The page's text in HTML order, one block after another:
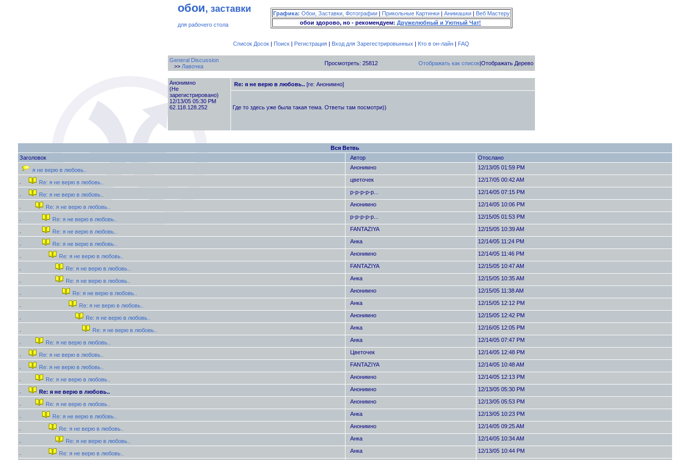
обои, заставки
для рабочего стола
Графика: Обои, Заставки, Фотографии | Прикольные Картинки | Анимашки | Веб Мастеру
обои здорово, но - рекомендуем: Дружелюбный и Уютный Чат!
Список Досок | Поиск | Регистрация | Вход для Зарегестрировынных | Кто в он-лайн | FAQ
General Discussion
>> Лавочка Просмотреть: 25812 Отображать как список|Отображать Дерево
Анонимно
(Не
зарегистрировано)
12/13/05 05:30 PM
62.118.128.252
Re: я не верю в любовь.. [re: Анонимно]
Где то здесь уже была такая тема. Ответы там посмотри))
Вся Ветвь
Заголовок
Автор
Отослано
я не верю в любовь..
Анонимно 12/13/05 01:59 PM
Re: я не верю в любовь.. цветочек 12/17/05 00:42 AM
Re: я не верю в любовь.. р-р-р-р-р... 12/14/05 07:15 PM
Re: я не верю в любовь.. Анонимно 12/14/05 10:06 PM
Re: я не верю в любовь.. р-р-р-р-р... 12/15/05 01:53 PM
Re: я не верю в любовь.. FANTAZIYA 12/15/05 10:39 AM
Re: я не верю в любовь.. Анка 12/14/05 11:24 PM
Re: я не верю в любовь.. Анонимно 12/14/05 11:46 PM
Re: я не верю в любовь.. FANTAZIYA 12/15/05 10:47 AM
Re: я не верю в любовь.. Анка 12/15/05 10:35 AM
Re: я не верю в любовь.. Анонимно 12/15/05 11:38 AM
Re: я не верю в любовь.. Анка 12/15/05 12:12 PM
Re: я не верю в любовь.. Анонимно 12/15/05 12:42 PM
Re: я не верю в любовь.. Анка 12/16/05 12:05 PM
Re: я не верю в любовь.. Анка 12/14/05 07:47 PM
Re: я не верю в любовь.. Цветочек 12/14/05 12:48 PM
Re: я не верю в любовь.. FANTAZIYA 12/14/05 10:48 AM
Re: я не верю в любовь.. Анонимно 12/14/05 12:13 PM
Re: я не верю в любовь.. Анонимно 12/13/05 05:30 PM
Re: я не верю в любовь.. Анонимно 12/13/05 05:53 PM
Re: я не верю в любовь.. Анка 12/13/05 10:23 PM
Re: я не верю в любовь.. Анонимно 12/14/05 09:25 AM
Re: я не верю в любовь.. Анка 12/14/05 10:34 AM
Re: я не верю в любовь.. Анка 12/13/05 10:44 PM